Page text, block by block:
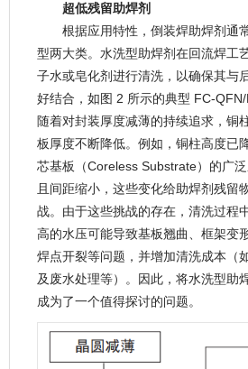
超低残留助焊剂
根据应用特性，倒装焊助焊剂通
型两大类。水洗型助焊剂在回流焊工
子水或皂化剂进行清洗，以确保其与
好结合，如图 2 所示的典型 FC-QFN/
随着对封装厚度减薄的持续追求，铜
板厚度不断降低。例如，铜柱高度已
芯基板（Coreless Substrate）的广
且间距缩小，这些变化给助焊剂残留
战。由于这些挑战的存在，清洗过程
高的水压可能导致基板翘曲、框架变
焊点开裂等问题，并增加清洗成本（
及废水处理等）。因此，将水洗型助
成为了一个值得探讨的问题。